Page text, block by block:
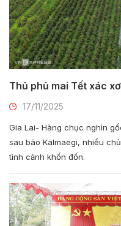
Thủ phủ mai Tết xác
17/11/2025
Gia Lai- Hàng chục nghìn
sau bão Kalmaegi, nhiều
tình cảnh khốn đốn.